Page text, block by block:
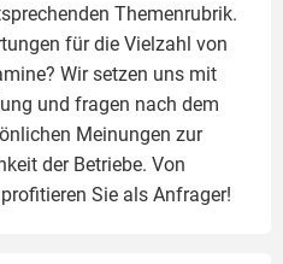
Themenrubrik.
für die Vielzahl von
Wir setzen uns mit
und fragen nach dem
Meinungen zur
der Betriebe. Von
Sie als Anfrager!